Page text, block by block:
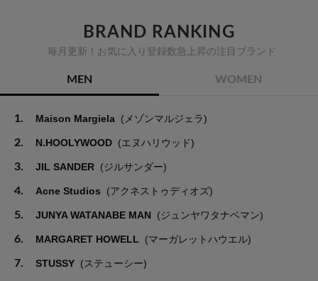
BRAND RANKING
毎月更新！お気に入り登録数急上昇の注目ブランド
MEN WOMEN
1. Maison Margiela (メゾンマルジェラ)
2. N.HOOLYWOOD (エヌハリウッド)
3. JIL SANDER (ジルサンダー)
4. Acne Studios (アクネストゥディオズ)
5. JUNYA WATANABE MAN (ジュンヤワタナベマン)
6. MARGARET HOWELL (マーガレットハウエル)
7. STUSSY (ステューシー)